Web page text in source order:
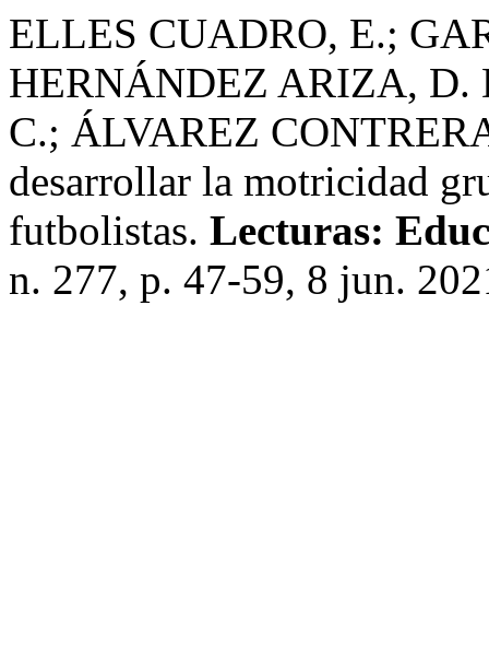
ELLES CUADRO, E.;
HERNÁNDEZ ARIZA,
C.; ÁLVAREZ
desarrollar la motricidad
futbolistas. Lecturas:
n. 277, p. 47-59, 8 jun.